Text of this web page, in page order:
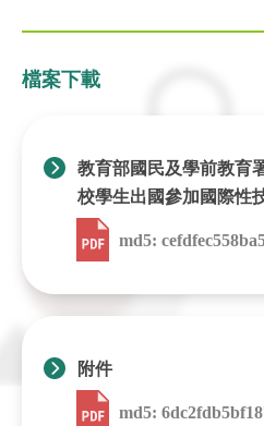
檔案下載
教育部國民及學前教育
校學生出國參加國際性
md5:
附件
md5: